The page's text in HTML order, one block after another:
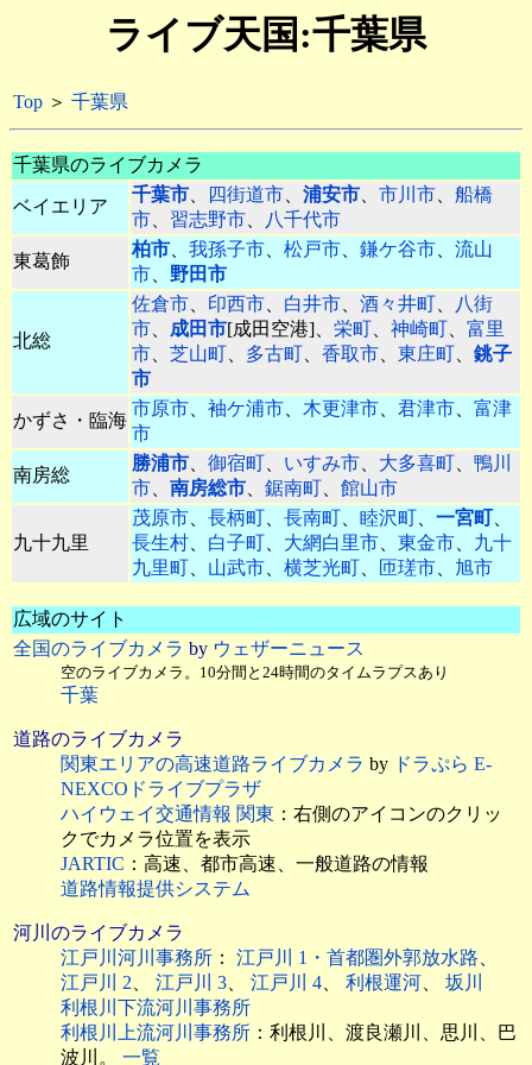
ライブ天国:千葉県
Top ＞ 千葉県
千葉県のライブカメラ
ベイエリア
千葉市、 四街道市、 浦安市、 市川市、 船橋
市、 習志野市、 八千代市
東葛飾
柏市、 我孫子市、 松戸市、 鎌ケ谷市、 流山
市、 野田市
北総
佐倉市、 印西市、 白井市、 酒々井町、
八街
市、 成田市[成田空港]、 栄町、 神崎町、 富里
市、 芝山町、 多古町、 香取市、 東庄町、 銚子
市
かずさ・臨海
市原市、 袖ケ浦市、 木更津市、 君津市、 富津
市
南房総
勝浦市、 御宿町、 いすみ市、 大多喜町、 鴨川
市、 南房総市、 鋸南町、 館山市
九十九里
茂原市、 長柄町、 長南町、 睦沢町、 一宮町、
長生村、 白子町、 大網白里市、 東金市、 九十
九里町、 山武市、 横芝光町、 匝瑳市、 旭市
広域のサイト
全国のライブカメラ by ウェザーニュース
空のライブカメラ。10分間と24時間のタイムラプスあり
千葉
道路のライブカメラ
関東エリアの高速道路ライブカメラ by ドラぷら E-
NEXCOドライブプラザ
ハイウェイ交通情報 関東 ：右側のアイコンのクリッ
クでカメラ位置を表示
JARTIC ：高速、都市高速、一般道路の情報
道路情報提供システム
河川のライブカメラ
江戸川河川事務所 ： 江戸川 1・首都圏外郭放水路、
江戸川 2、 江戸川 3、 江戸川 4、 利根運河、 坂川
利根川下流河川事務所
利根川上流河川事務所 ：利根川、渡良瀬川、思川、巴
波川。 一覧